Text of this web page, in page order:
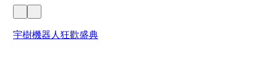
宇樹機器人狂歡盛典